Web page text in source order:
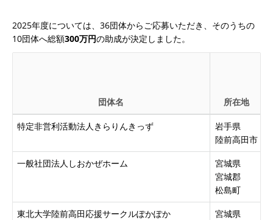
2025年度については、36団体からご応募いただき、そのうちの
10団体へ総額300万円の助成が決定しました。
団体名 所在地
特定非営利活動法人きらりんきっず
岩手県
陸前高田市
一般社団法人しおかぜホーム
宮城県
宮城郡
松島町
東北大学陸前高田応援サークルぽかぽか
宮城県